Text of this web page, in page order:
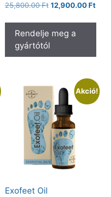
Current
12,900.00 Ft.
25,800.00Ft Original
was:
25,800.00 Ft.
12,900.00 Ft
is:
Rendelje meg a
gyártótól
Akció!
Exofeet Oil